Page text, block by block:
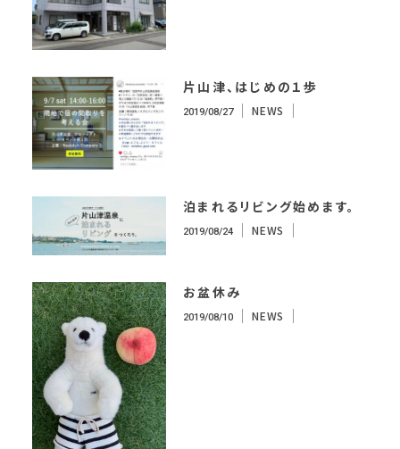
片山津、はじめの１歩
2019/08/27 NEWS
泊まれるリビング始めます。
2019/08/24 NEWS
お盆休み
2019/08/10 NEWS